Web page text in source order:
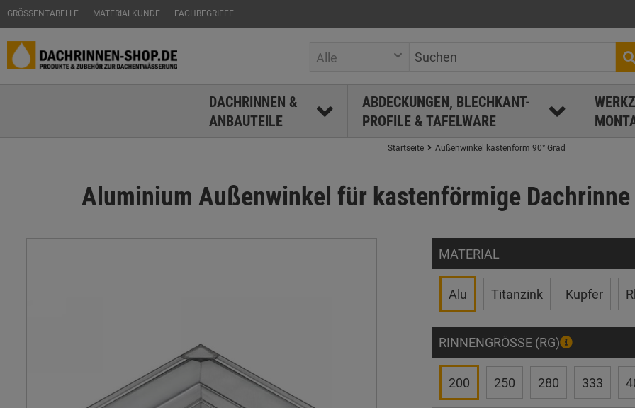
GRÖSSENTABELLE MATERIALKUNDE FACHBEGRIFFE
Alle
DACHRINNEN &
ANBAUTEILE
ABDECKUNGEN, BLECHKANT-
PROFILE & TAFELWARE
Startseite Außenwinkel kastenform 90° Grad
Aluminium Außenwinkel für kastenförmige Dachrinne
MATERIAL
Alu Titanzink Kupfer
RINNENGRÖSSE (RG)
200 250 280 333